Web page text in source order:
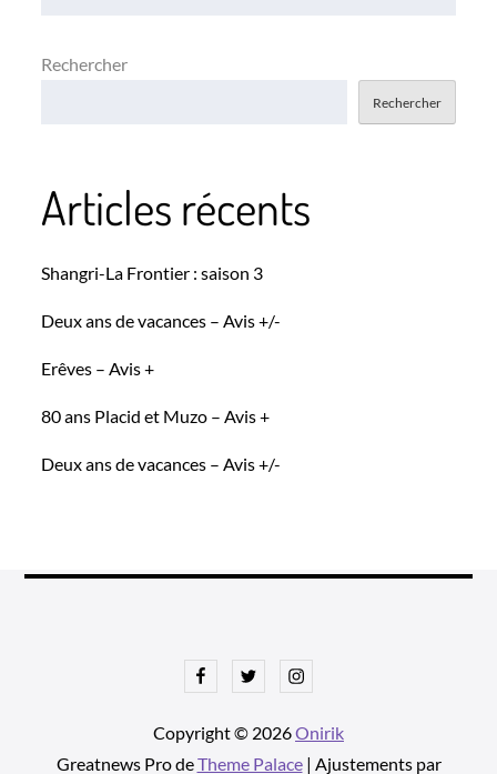
Rechercher
Rechercher
Articles récents
Shangri-La Frontier : saison 3
Deux ans de vacances – Avis +/-
Erêves – Avis +
80 ans Placid et Muzo – Avis +
Deux ans de vacances – Avis +/-
FacebookTwitterInstagram
Copyright © 2026Onirik
Greatnews Pro deTheme Palace| Ajustements par